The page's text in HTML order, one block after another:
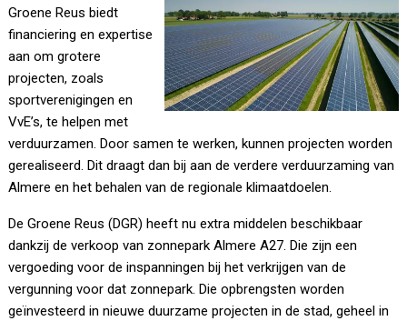
Groene Reus biedt
financiering en expertise
aan om grotere
projecten, zoals
sportverenigingen en
VvE’s, te helpen met
verduurzamen. Door samen te werken, kunnen projecten worden
gerealiseerd. Dit draagt dan bij aan de verdere verduurzaming van
Almere en het behalen van de regionale klimaatdoelen.
De Groene Reus (DGR) heeft nu extra middelen beschikbaar
dankzij de verkoop van zonnepark Almere A27. Die zijn een
vergoeding voor de inspanningen bij het verkrijgen van de
vergunning voor dat zonnepark. Die opbrengsten worden
geïnvesteerd in nieuwe duurzame projecten in de stad, geheel in